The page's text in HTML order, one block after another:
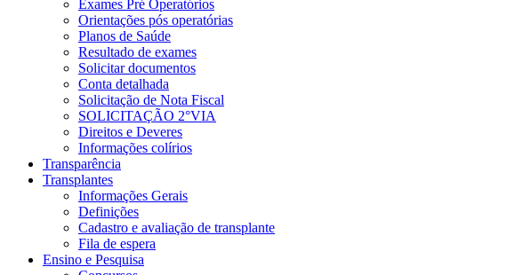
Exames Pré Operatórios
Orientações pós operatórias
Planos de Saúde
Resultado de exames
Solicitar documentos
Conta detalhada
Solicitação de Nota Fiscal
SOLICITAÇÃO 2°VIA
Direitos e Deveres
Informações colírios
Transparência
Transplantes
Informações Gerais
Definições
Cadastro e avaliação de transplante
Fila de espera
Ensino e Pesquisa